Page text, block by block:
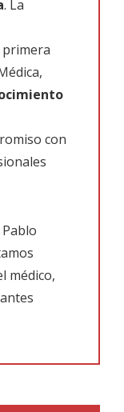
. La
primera
con
médico,